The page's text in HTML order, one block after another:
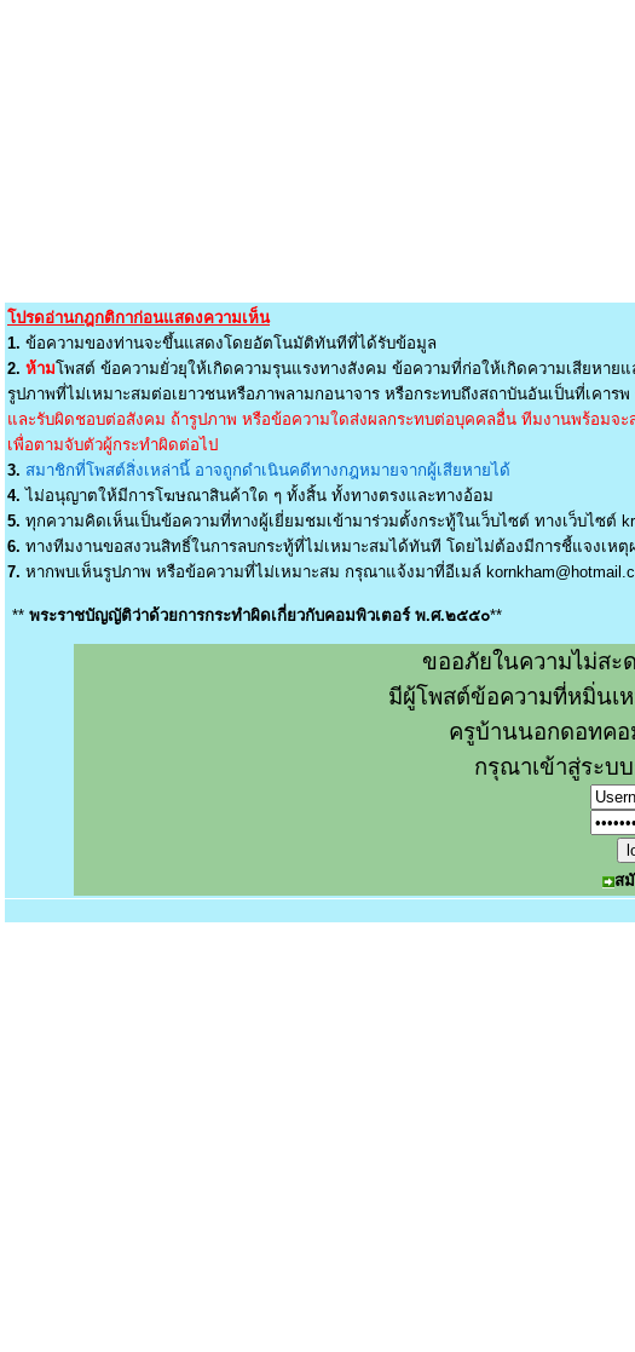
โปรดอ่านกฎกติกาก่อนแสดงความเห็น
1. ข้อความของท่านจะขึ้นแสดงโดยอัตโนมัติทันทีที่ได้รับข้อมูล
2. ห้ามโพสต์ ข้อความยั่วยุให้เกิดความรุนแรงทางสังคม ข้อความที่ก่อให้เกิดความเสียหาย
รูปภาพที่ไม่เหมาะสมต่อเยาวชนหรือภาพลามกอนาจาร หรือกระทบถึงสถาบันอันเป็นที่เคารพ
และรับผิดชอบต่อสังคม ถ้ารูปภาพ หรือข้อความใดส่งผลกระทบต่อบุคคลอื่น ทีมงานพร้อมจะ
เพื่อตามจับตัวผู้กระทำผิดต่อไป
3. สมาชิกที่โพสต์สิ่งเหล่านี้ อาจถูกดำเนินคดีทางกฎหมายจากผู้เสียหายได้
4. ไม่อนุญาตให้มีการโฆษณาสินค้าใด ๆ ทั้งสิ้น ทั้งทางตรงและทางอ้อม
5. ทุกความคิดเห็นเป็นข้อความที่ทางผู้เยี่ยมชมเข้ามาร่วมตั้งกระทู้ในเว็บไซต์ ทางเว็บไซต์
6. ทางทีมงานขอสงวนสิทธิ์ในการลบกระทู้ที่ไม่เหมาะสมได้ทันที โดยไม่ต้องมีการชี้แจงเห
7. หากพบเห็นรูปภาพ หรือข้อความที่ไม่เหมาะสม กรุณาแจ้งมาที่อีเมล์
** พระราชบัญญัติว่าด้วยการกระทำผิดเกี่ยวกับคอมพิวเตอร์ พ.ศ.๒๕๕๐**
ขออภัยในความไม่สะ
มีผู้โพสต์ข้อความที่หมิ่นเ
ครูบ้านนอกดอทค
กรุณาเข้าสู่ระบ
ส